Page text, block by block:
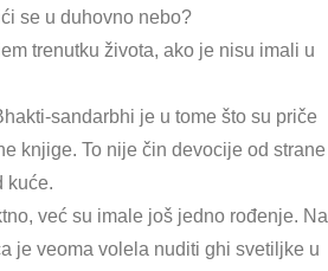
se u duhovno nebo?
trenutku života, ako je nisu imali u
sandarbhi je u tome što su priče
knjige. To nije čin devocije od strane
kuće.
već su imale još jedno rođenje. Na
je veoma volela nuditi ghi svetiljke u